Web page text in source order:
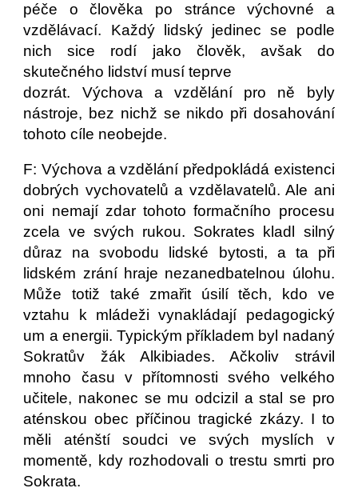
péče o člověka po stránce výchovné a
vzdělávací. Každý lidský jedinec se podle
nich sice rodí jako člověk, avšak do
skutečného lidství musí teprve
dozrát. Výchova a vzdělání pro ně byly
nástroje, bez nichž se nikdo při dosahování
tohoto cíle neobejde.
F: Výchova a vzdělání předpokládá existenci
dobrých vychovatelů a vzdělavatelů. Ale ani
oni nemají zdar tohoto formačního procesu
zcela ve svých rukou. Sokrates kladl silný
důraz na svobodu lidské bytosti, a ta při
lidském zrání hraje nezanedbatelnou úlohu.
Může totiž také zmařit úsilí těch, kdo ve
vztahu k mládeži vynakládají pedagogický
um a energii. Typickým příkladem byl nadaný
Sokratův žák Alkibiades. Ačkoliv strávil
mnoho času v přítomnosti svého velkého
učitele, nakonec se mu odcizil a stal se pro
aténskou obec příčinou tragické zkázy. I to
měli aténští soudci ve svých myslích v
momentě, kdy rozhodovali o trestu smrti pro
Sokrata.